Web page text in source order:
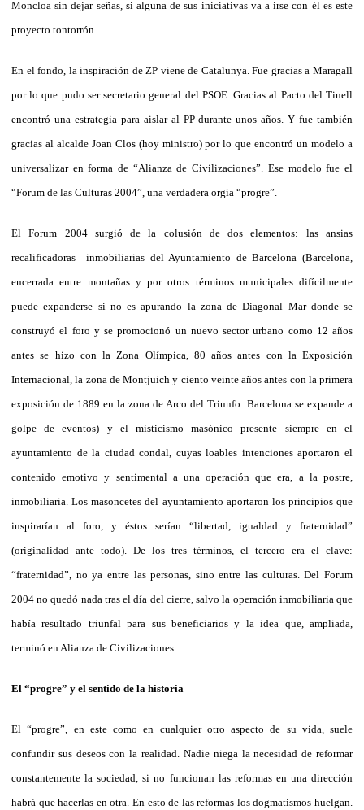
Moncloa sin dejar señas, si alguna de sus iniciativas va a irse con él es este
proyecto tontorrón.
En el fondo, la inspiración de ZP viene de Catalunya. Fue gracias a Maragall
por lo que pudo ser secretario general del PSOE. Gracias al Pacto del Tinell
encontró una estrategia para aislar al PP durante unos años. Y fue también
gracias al alcalde Joan Clos (hoy ministro) por lo que encontró un modelo a
universalizar en forma de “Alianza de Civilizaciones”. Ese modelo fue el
“Forum de las Culturas 2004”, una verdadera orgía “progre”.
El Forum 2004 surgió de la colusión de dos elementos: las ansias
recalificadoras inmobiliarias del Ayuntamiento de Barcelona (Barcelona,
encerrada entre montañas y por otros términos municipales difícilmente
puede expanderse si no es apurando la zona de Diagonal Mar donde se
construyó el foro y se promocionó un nuevo sector urbano como 12 años
antes se hizo con la Zona Olímpica, 80 años antes con la Exposición
Internacional, la zona de Montjuich y ciento veinte años antes con la primera
exposición de 1889 en la zona de Arco del Triunfo: Barcelona se expande a
golpe de eventos) y el misticismo masónico presente siempre en el
ayuntamiento de la ciudad condal, cuyas loables intenciones aportaron el
contenido emotivo y sentimental a una operación que era, a la postre,
inmobiliaria. Los masoncetes del ayuntamiento aportaron los principios que
inspirarían al foro, y éstos serían “libertad, igualdad y fraternidad”
(originalidad ante todo). De los tres términos, el tercero era el clave:
“fraternidad”, no ya entre las personas, sino entre las culturas. Del Forum
2004 no quedó nada tras el día del cierre, salvo la operación inmobiliaria que
había resultado triunfal para sus beneficiarios y la idea que, ampliada,
terminó en Alianza de Civilizaciones.
El “progre” y el sentido de la historia
El “progre”, en este como en cualquier otro aspecto de su vida, suele
confundir sus deseos con la realidad. Nadie niega la necesidad de reformar
constantemente la sociedad, si no funcionan las reformas en una dirección
habrá que hacerlas en otra. En esto de las reformas los dogmatismos huelgan.